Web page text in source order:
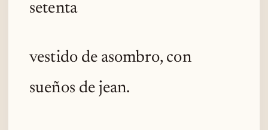
setenta
vestido de asombro, con
sueños de jean.